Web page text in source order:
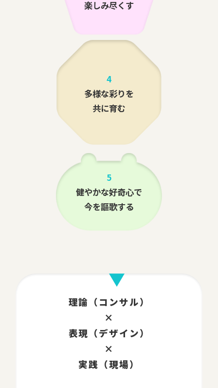
楽しみ尽くす
4
多様な彩りを
共に育む
5
健やかな好奇心で
今を謳歌する
理論（コンサル）
×
表現（デザイン）
×
実践（現場）